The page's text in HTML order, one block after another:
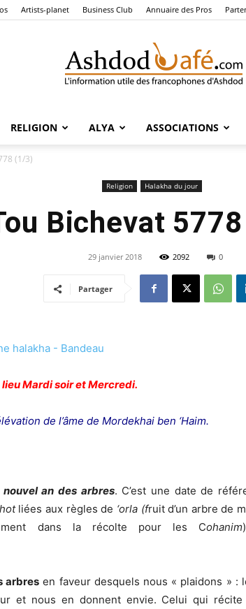
Artists-planet Business Club Annuaire des Pros
Café
RELIGION ALYA ASSOCIATIONS
(1/3)
Religion Halakha du jour
Bichevat
29 janvier 2018 2092 0
Partager
Mardi soir et Mercredi.
de l’âme de Mordekhai ben ‘Haim.
an des arbres. C’est une date de
liées aux règles de ‘orla (fruit d’un arbre de
dans la récolte pour les Cohanim
arbres en faveur desquels nous « plaidons » :
et nous en donnent envie. Celui qui récite